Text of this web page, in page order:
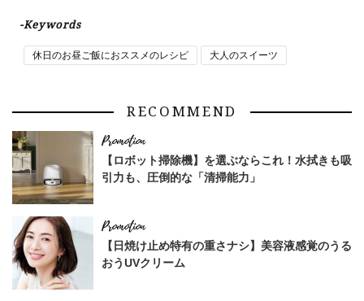
-Keywords
休日のお昼ご飯におススメのレシピ 大人のスイーツ
RECOMMEND
【ロボット掃除機】を選ぶならこれ！水拭きも吸
引力も、圧倒的な「清掃能力」
【日焼け止め特有の重さナシ】美容液感覚のうる
おうUVクリーム